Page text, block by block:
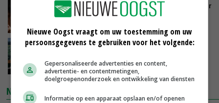
Vlaamse varkensstapel krimpt, pluimveesector
groeit door schaalvergroting
‘Cijfer jezelf niet weg en doe vooral ook waar
VANDAAG, 13:31
NIEUWSTE VIDEO'S
Nieuwe Oogst vraagt om uw toestemming om uw
persoonsgegevens te gebruiken voor het volgende:
Gepersonaliseerde advertenties en content,
advertentie- en contentmetingen,
doelgroepenonderzoek en ontwikkeling van diensten
Informatie op een apparaat opslaan en/of openen